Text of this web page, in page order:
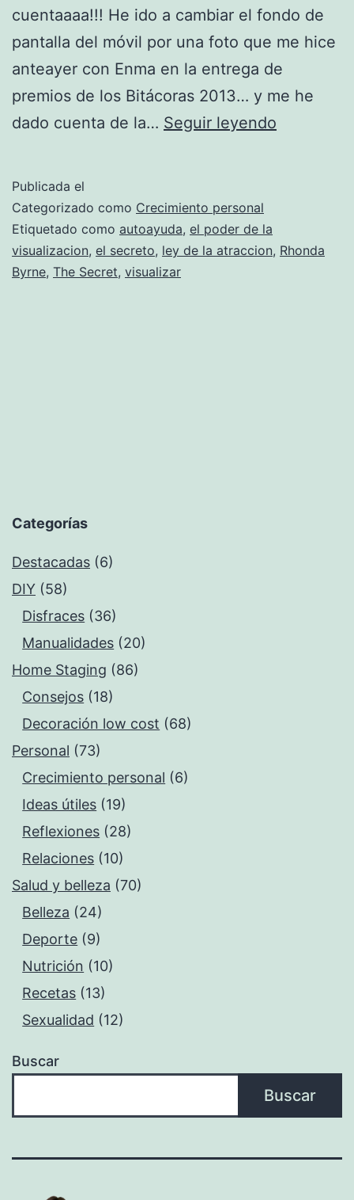
cuentaaaa!!! He ido a cambiar el fondo de
pantalla del móvil por una foto que me hice
anteayer con Enma en la entrega de
premios de los Bitácoras 2013… y me he
dado cuenta de la… Seguir leyendo
–
Publicada el
Categorizado como Crecimiento personal
Etiquetado como autoayuda, el poder de la
visualizacion, el secreto, ley de la atraccion, Rhonda
Byrne, The Secret, visualizar
Categorías
Destacadas (6)
DIY (58)
Disfraces (36)
Manualidades (20)
Home Staging (86)
Consejos (18)
Decoración low cost (68)
Personal (73)
Crecimiento personal (6)
Ideas útiles (19)
Reflexiones (28)
Relaciones (10)
Salud y belleza (70)
Belleza (24)
Deporte (9)
Nutrición (10)
Recetas (13)
Sexualidad (12)
Buscar
Buscar